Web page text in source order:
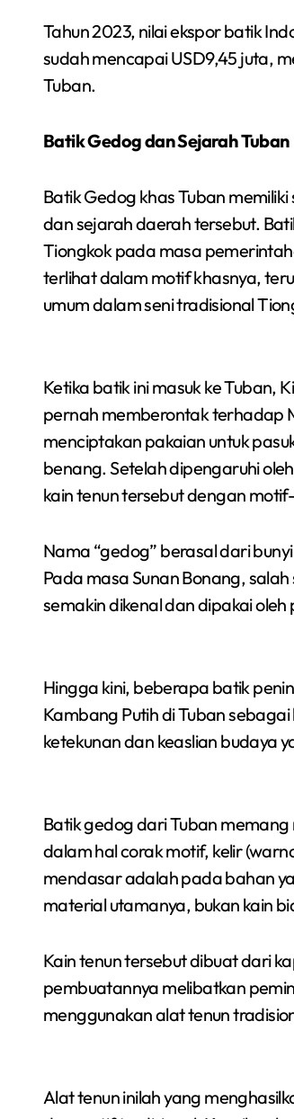
Tahun 2023, nilai ekspor batik
sudah mencapai USD9,45 juta,
Tuban.
Batik Gedog dan Sejarah Tuban
Batik Gedog khas Tuban
dan sejarah daerah tersebut.
Tiongkok pada masa
terlihat dalam motif khasnya,
umum dalam seni tradisional
Ketika batik ini masuk ke Tuban,
pernah memberontak terhadap
menciptakan pakaian untuk
benang. Setelah dipengaruhi
kain tenun tersebut dengan
Nama “gedog” berasal dari
Pada masa Sunan Bonang,
semakin dikenal dan dipakai
Hingga kini, beberapa batik
Kambang Putih di Tuban
ketekunan dan keaslian budaya
Batik gedog dari Tuban
dalam hal corak motif, kelir
mendasar adalah pada bahan
material utamanya, bukan kain
Kain tenun tersebut dibuat dari
pembuatannya melibatkan
menggunakan alat tenun
Alat tenun inilah yang